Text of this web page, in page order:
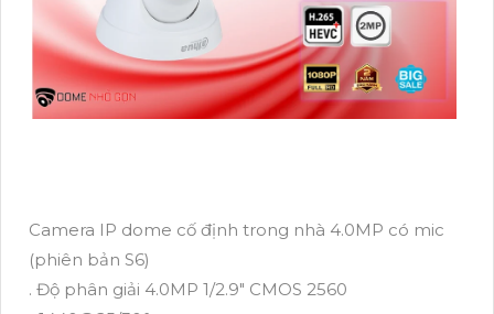
Camera IP dome cố định trong nhà 4.0MP có mic
(phiên bản S6)
. Độ phân giải 4.0MP 1/2.9" CMOS 2560